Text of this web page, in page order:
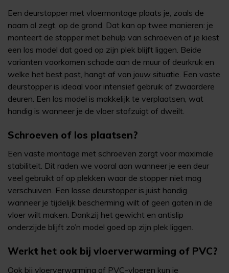
Een deurstopper met vloermontage plaats je, zoals de
naam al zegt, op de grond. Dat kan op twee manieren: je
monteert de stopper met behulp van schroeven of je kiest
een los model dat goed op zijn plek blijft liggen. Beide
varianten voorkomen schade aan de muur of deurkruk en
welke het best past, hangt af van jouw situatie. Een vaste
deurstopper is ideaal voor intensief gebruik of zwaardere
deuren. Een los model is makkelijk te verplaatsen, wat
handig is wanneer je de vloer stofzuigt of dweilt.
Schroeven of los plaatsen?
Een vaste montage met schroeven zorgt voor maximale
stabiliteit. Dit raden we vooral aan wanneer je een deur
veel gebruikt of op plekken waar de stopper niet mag
verschuiven. Een losse deurstopper is juist handig
wanneer je tijdelijk bescherming wilt of geen gaten in de
vloer wilt maken. Dankzij het gewicht en antislip
onderzijde blijft zo’n model goed op zijn plek liggen.
Werkt het ook bij vloerverwarming of PVC?
Ook bij vloerverwarming of PVC-vloeren kun je